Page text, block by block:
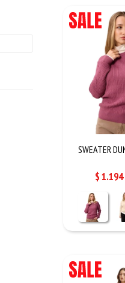
SWEATER
$1.194